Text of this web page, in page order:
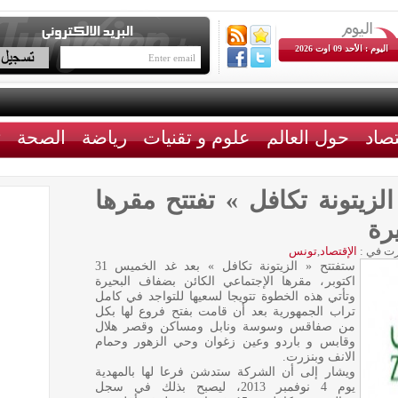
اليوم : الأحد 09 اوت 2026
حول العالم علوم و تقنيات رياضة الصحة
تكافل » تفتتح مقرها
في : الإقتصاد,تونس
ستفتتح « الزيتونة تكافل » بعد غد الخميس 31
اكتوبر، مقرها الإجتماعي الكائن بضفاف البحيرة
وتأتي هذه الخطوة تتويجا لسعيها للتواجد في كامل
تراب الجمهورية بعد أن قامت بفتح فروع لها بكل
من صفاقس وسوسة ونابل ومساكن وقصر هلال
وقابس و باردو وعين زغوان وحي الزهور وحمام
الانف وبنزرت.
ويشار إلى أن الشركة ستدشن فرعا لها بالمهدية
يوم 4 نوفمبر 2013، ليصبح بذلك في سجل